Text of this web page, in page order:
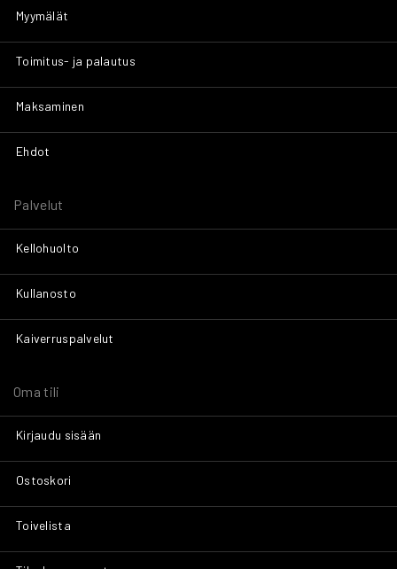
Myymälät
Toimitus- ja palautus
Maksaminen
Ehdot
Palvelut
Kellohuolto
Kullanosto
Kaiverruspalvelut
Oma tili
Kirjaudu sisään
Ostoskori
Toivelista